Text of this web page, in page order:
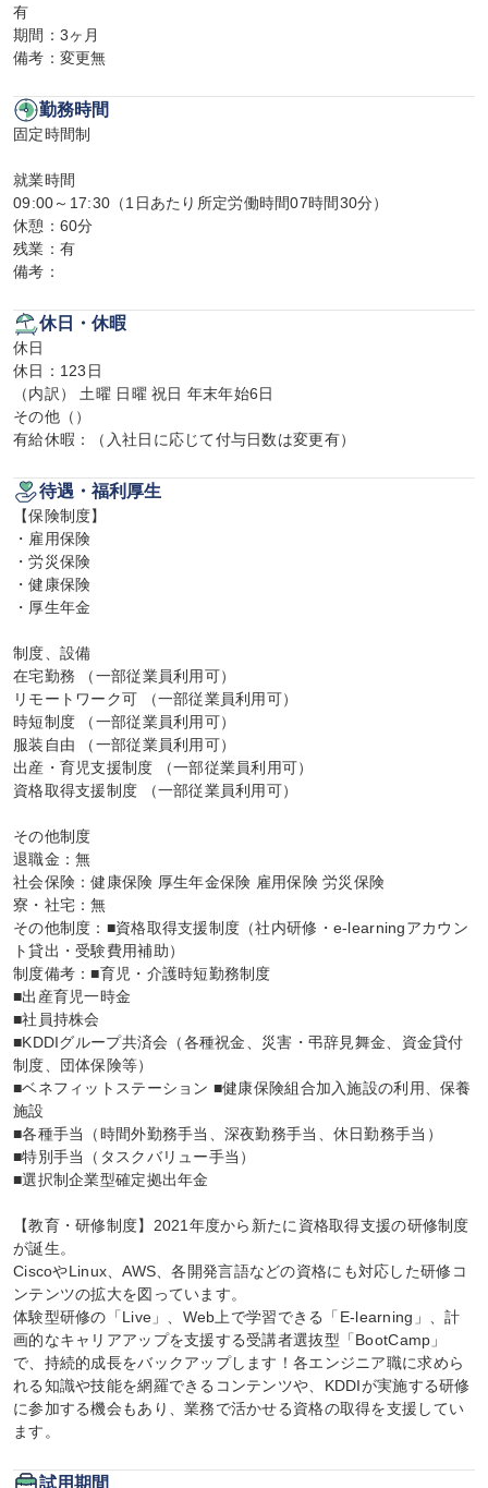
有
期間：3ヶ月
備考：変更無
勤務時間
固定時間制
就業時間
09:00～17:30（1日あたり所定労働時間07時間30分）
休憩：60分
残業：有
備考：
休日・休暇
休日
休日：123日
（内訳） 土曜 日曜 祝日 年末年始6日
その他（）
有給休暇：（入社日に応じて付与日数は変更有）
待遇・福利厚生
【保険制度】
・雇用保険
・労災保険
・健康保険
・厚生年金
制度、設備
在宅勤務 （一部従業員利用可）
リモートワーク可 （一部従業員利用可）
時短制度 （一部従業員利用可）
服装自由 （一部従業員利用可）
出産・育児支援制度 （一部従業員利用可）
資格取得支援制度 （一部従業員利用可）
その他制度
退職金：無
社会保険：健康保険 厚生年金保険 雇用保険 労災保険
寮・社宅：無
その他制度：■資格取得支援制度（社内研修・e-learningアカウン
ト貸出・受験費用補助）
制度備考：■育児・介護時短勤務制度
■出産育児一時金
■社員持株会
■KDDIグループ共済会（各種祝金、災害・弔辞見舞金、資金貸付
制度、団体保険等）
■ベネフィットステーション ■健康保険組合加入施設の利用、保養
施設
■各種手当（時間外勤務手当、深夜勤務手当、休日勤務手当）
■特別手当（タスクバリュー手当）
■選択制企業型確定拠出年金
【教育・研修制度】2021年度から新たに資格取得支援の研修制度
が誕生。
CiscoやLinux、AWS、各開発言語などの資格にも対応した研修コ
ンテンツの拡大を図っています。
体験型研修の「Live」、Web上で学習できる「E-learning」、計
画的なキャリアアップを支援する受講者選抜型「BootCamp」
で、持続的成長をバックアップします！各エンジニア職に求めら
れる知識や技能を網羅できるコンテンツや、KDDIが実施する研修
に参加する機会もあり、業務で活かせる資格の取得を支援してい
ます。
試用期間